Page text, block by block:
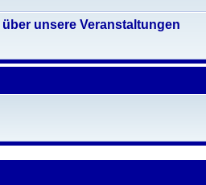
über unsere Veranstaltungen